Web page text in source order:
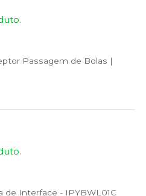
Passagem de Bolas |
de Interface - IPYBWL01C